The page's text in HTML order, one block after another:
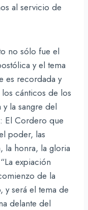
al servicio de
no sólo fue el
y el tema
es recordada y
cánticos de los
la sangre del
El Cordero que
poder, las
la honra, la gloria
expiación
de la
y será el tema de
delante del